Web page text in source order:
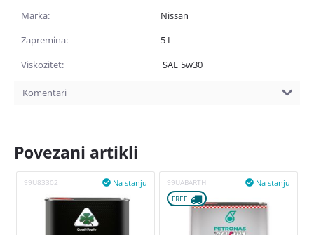
Marka:
Nissan
Zapremina:
5 L
Viskozitet:
SAE 5w30
Komentari
Povezani artikli
99U83302 Na stanju
 99UABARTH Na stanju

FREE